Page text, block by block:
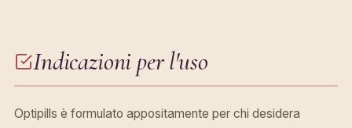
Indicazioni per l'uso
Optipills è formulato appositamente per chi desidera